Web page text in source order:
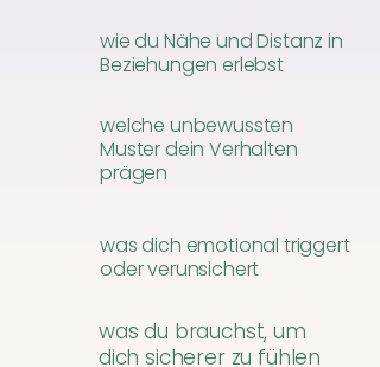
wie du Nähe und Distanz in
Beziehungen erlebst
welche unbewussten
Muster dein Verhalten
prägen
was dich emotional triggert
oder verunsichert
was du brauchst, um
dich sicherer zu fühlen